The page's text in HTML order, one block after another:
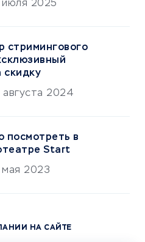
июля 2025
стримингового
скидку
августа 2024
посмотреть в
Start
мая 2023
НА САЙТЕ